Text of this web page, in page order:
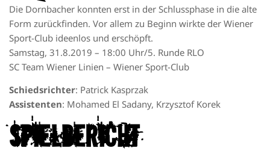
Die Dornbacher konnten erst in der Schlussphase in die alte
Form zurückfinden. Vor allem zu Beginn wirkte der Wiener
Sport-Club ideenlos und erschöpft.
Samstag, 31.8.2019 – 18:00 Uhr/5. Runde RLO
SC Team Wiener Linien – Wiener Sport-Club
Schiedsrichter: Patrick Kasprzak
Assistenten: Mohamed El Sadany, Krzysztof Korek
SPIELBERICHT